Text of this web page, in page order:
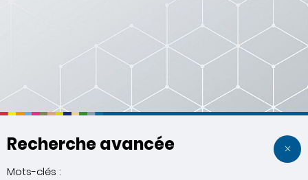
Recherche avancée
Mots-clés :